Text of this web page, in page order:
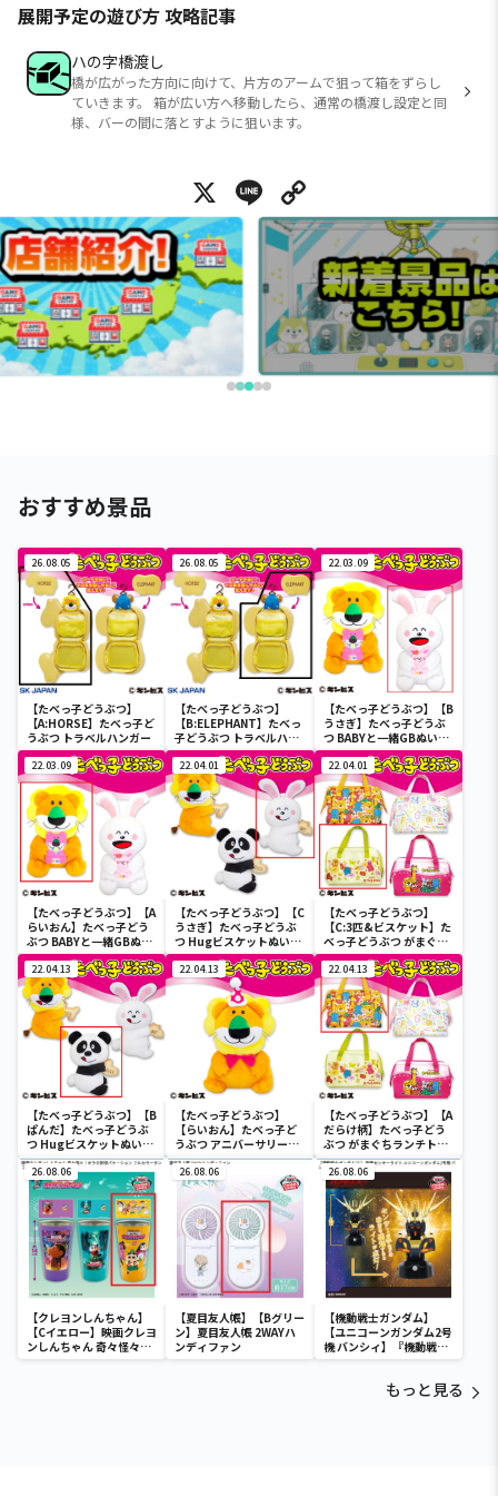
展開予定の遊び方 攻略記事
ハの字橋渡し
橋が広がった方向に向けて、片方のアームで狙って箱をずらし
ていきます。 箱が広い方へ移動したら、通常の橋渡し設定と同
様、バーの間に落とすように狙います。
X Line
おすすめ景品
26.08.05
【たべっ子どうぶつ】
【A:HORSE】たべっ子ど
うぶつ トラベルハンガー
26.08.05
【たべっ子どうぶつ】
【B:ELEPHANT】たべっ
子どうぶつ トラベルハン
ガー
22.03.09
【たべっ子どうぶつ】【B
うさぎ】たべっ子どうぶ
つ BABYと一緒GBぬいぐ
るみ
22.03.09
【たべっ子どうぶつ】【A
らいおん】たべっ子どう
ぶつ BABYと一緒GBぬい
ぐるみ
22.04.01
【たべっ子どうぶつ】【C
うさぎ】たべっ子どうぶ
つ Hugビスケットぬいぐ
るみ2
22.04.01
【たべっ子どうぶつ】
【C:3匹&ビスケット】た
べっ子どうぶつ がまぐち
ランチトートバッグ2
22.04.13
【たべっ子どうぶつ】【B
ぱんだ】たべっ子どうぶ
つ Hugビスケットぬいぐ
るみ2
22.04.13
【たべっ子どうぶつ】
【らいおん】たべっ子ど
うぶつ アニバーサリー
BIG
22.04.13
【たべっ子どうぶつ】【A
だらけ柄】たべっ子どう
ぶつ がまぐちランチトー
トバッグ2
26.08.06
【クレヨンしんちゃん】
【Cイエロー】映画クレヨ
ンしんちゃん 奇々怪々！
オラの妖怪バケ～ション
26.08.06
【夏目友人帳】【Bグリー
ン】夏目友人帳 2WAYハ
ンディファン
26.08.06
【機動戦士ガンダム】
【ユニコーンガンダム2号
機 バンシィ】『機動戦士
ガンダムUC』 胸像センサ
ダム2号機 バンシィ（デ
もっと見る